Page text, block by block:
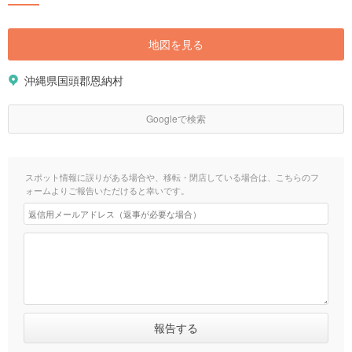
地図を見る
沖縄県国頭郡恩納村
Googleで検索
スポット情報に誤りがある場合や、移転・閉店している場合は、こちらのフ
ォームよりご報告いただけると幸いです。